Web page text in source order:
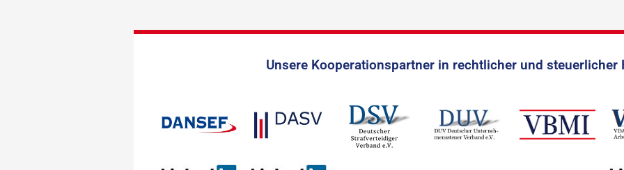
Unsere Kooperationspartner in rechtlicher und steuerlicher